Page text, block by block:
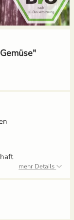
mehr Details